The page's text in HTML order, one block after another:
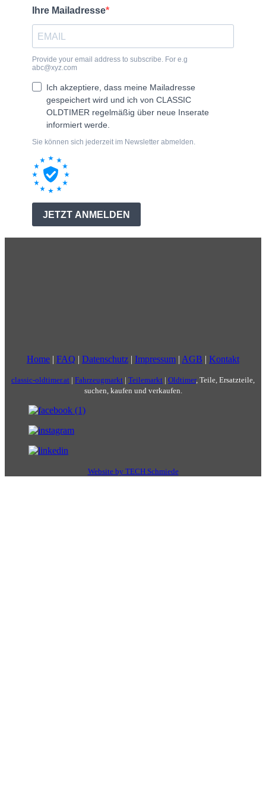
Home | FAQ | Datenschutz | Impressum | AGB | Kontakt
classic-oldtimer.at | Fahrzeugmarkt | Teilemarkt | Oldtimer, Teile, Ersatzteile,
suchen, kaufen und verkaufen.
Website by TECH Schmiede